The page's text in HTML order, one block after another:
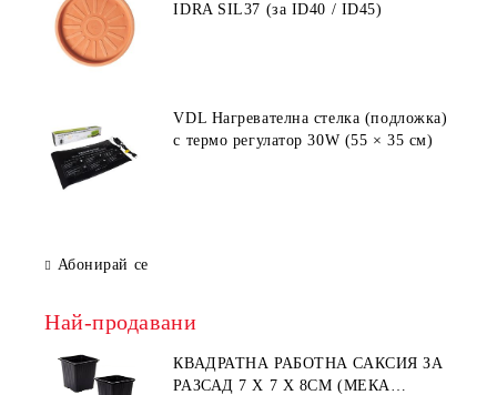
IDRA SIL37 (за ID40 / ID45)
VDL Нагревателна стелка (подложка)
с термо регулатор 30W (55 × 35 см)
Абонирай се
Най-продавани
КВАДРАТНА РАБОТНА САКСИЯ ЗА
РАЗСАД 7 X 7 X 8СМ (МЕКА